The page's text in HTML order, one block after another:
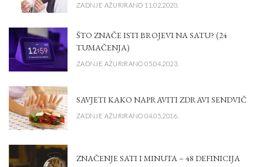
ZADNJE AŽURIRANO 11.02.2020.
ŠTO ZNAČE ISTI BROJEVI NA SATU? (24
TUMAČENJA)
ZADNJE AŽURIRANO 05.04.2023.
SAVJETI KAKO NAPRAVITI ZDRAVI SENDVIČ
ZADNJE AŽURIRANO 04.05.2016.
ZNAČENJE SATI I MINUTA – 48 DEFINICIJA